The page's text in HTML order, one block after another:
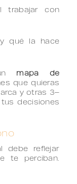
trabajar con
qué la hace
mapa de
que quieras
y otras 3–
decisiones
debe reflejar
te perciban.